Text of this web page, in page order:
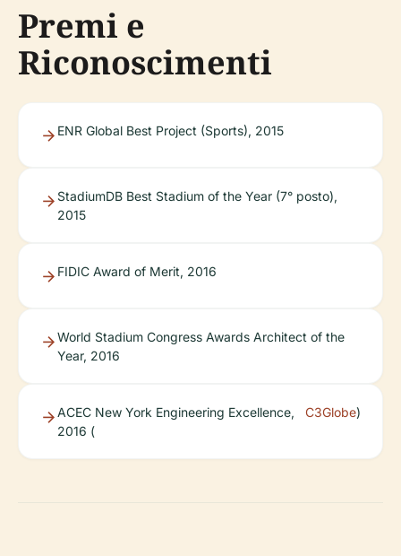
Premi e
Riconoscimenti
ENR Global Best Project (Sports), 2015
StadiumDB Best Stadium of the Year (7° posto),
2015
FIDIC Award of Merit, 2016
World Stadium Congress Awards Architect of the
Year, 2016
ACEC New York Engineering Excellence,
2016 (
C3Globe)